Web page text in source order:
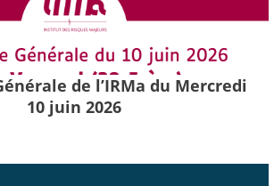
de l’IRMa du Mercredi
10 juin 2026